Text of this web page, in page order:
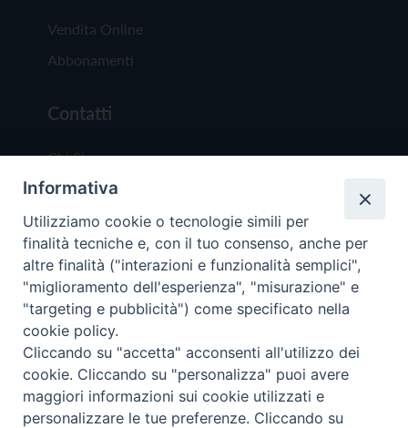
Vendita Online
Abbonamenti
Contatti
Chi Siamo
Redazione
Scrivici
Copyright © 2019 - Tutti i diritti riservati - Vita
Trentina Editrice
Privacy Policy
Informativa
Utilizziamo cookie o tecnologie simili per
finalità tecniche e, con il tuo consenso, anche per
altre finalità ("interazioni e funzionalità semplici",
"miglioramento dell'esperienza", "misurazione" e
"targeting e pubblicità") come specificato nella
cookie policy.
Cliccando su "accetta" acconsenti all'utilizzo dei
cookie. Cliccando su "personalizza" puoi avere
maggiori informazioni sui cookie utilizzati e
personalizzare le tue preferenze. Cliccando su